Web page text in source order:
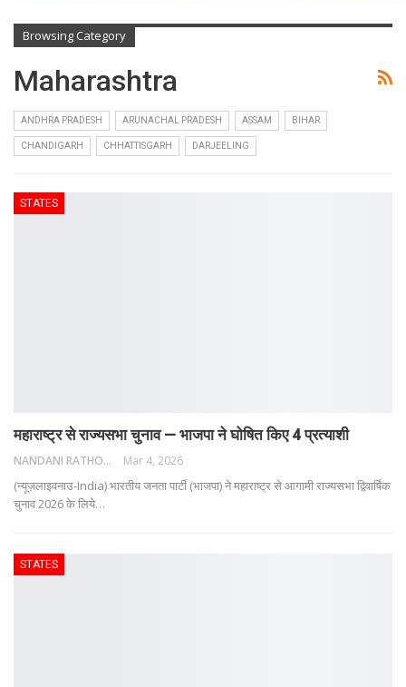
Browsing Category
Maharashtra
ANDHRA PRADESH ARUNACHAL PRADESH ASSAM BIHAR
CHANDIGARH CHHATTISGARH DARJEELING
STATES
महाराष्ट्र से राज्यसभा चुनाव — भाजपा ने घोषित किए 4 प्रत्याशी
NANDANI RATHORE Mar 4, 2026
(न्यूज़लाइवनाउ-India) भारतीय जनता पार्टी (भाजपा) ने महाराष्ट्र से आगामी राज्यसभा द्विवार्षिक
चुनाव 2026 के लिये…
STATES